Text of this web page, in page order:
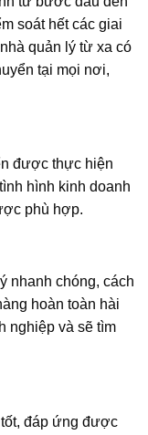
soát hết các giai
quản lý từ xa có
tại mọi nơi,
được thực hiện
hình kinh doanh
phù hợp.
nhanh chóng, cách
hoàn toàn hài
nghiệp và sẽ tìm
đáp ứng được